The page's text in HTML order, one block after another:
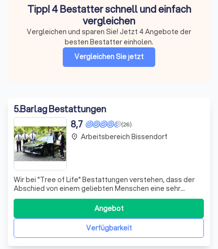
Tipp! 4 Bestatter schnell und einfach
vergleichen
Vergleichen und sparen Sie! Jetzt 4 Angebote der
besten Bestatter einholen.
Vergleichen Sie jetzt
5.Barlag Bestattungen
(26)
8,7
Wir bei "Tree of Life" Bestattungen verstehen, dass der
Abschied von einem geliebten Menschen eine sehr
persönliche Angelegenheit ist. Deshalb bieten wir
individuelle Beratung, um die finanzielle Vorsorge und die
Art der Bestattung genau auf Ihre Wünsche abzustimmen.
Ob durch eine Sterbegeldversiche
Verfügbarkeit
Angebot
place Arbeitsbereich Bissendorf